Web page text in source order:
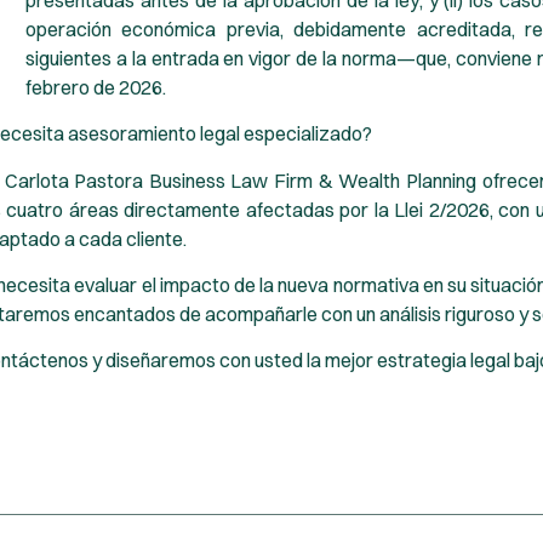
operación económica previa, debidamente acreditada,
siguientes a la entrada en vigor de la norma—que, conviene
febrero de 2026.
asesoramiento legal especializado?
Carlota Pastora Business Law Firm & Wealth Planning
cuatro áreas directamente afectadas por la Llei 2/2026, con
a cada cliente.
evaluar el impacto de la nueva normativa en su
encantados de acompañarle con un análisis riguroso y
y diseñaremos con usted la mejor estrategia legal